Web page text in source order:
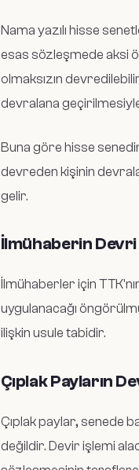
Nama yazılı hisse
esas sözleşmede aksi
olmaksızın
devralana
Buna göre hisse
devreden kişinin
gelir.
İlmühaberin Devri
İlmühaberler için
uygulanacağı
ilişkin usule tabidir.
Çıplak Payların
Çıplak paylar, senede
değildir. Devir işlemi